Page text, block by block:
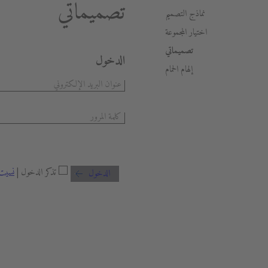
نماذج التصميم
اختيار المجموعة
تصميماتي
إلهام الحمام
تصميماتي
الدخول
تذكر الدخول | الدخول